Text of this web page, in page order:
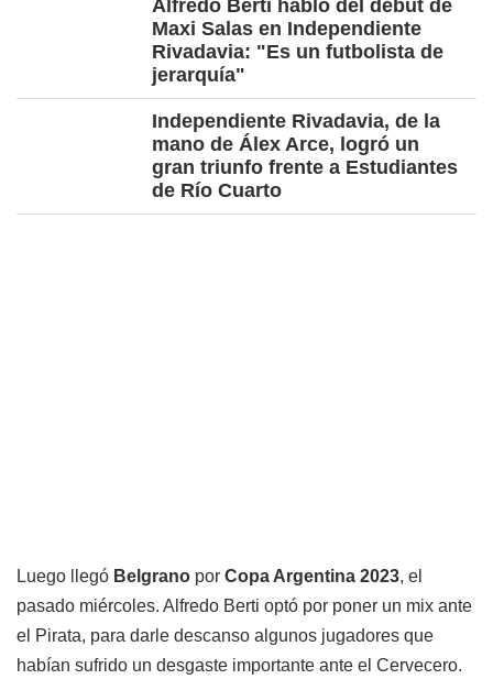
Alfredo Berti habló del debut de
Maxi Salas en Independiente
Rivadavia: "Es un futbolista de
jerarquía"
Independiente Rivadavia, de la
mano de Álex Arce, logró un
gran triunfo frente a Estudiantes
de Río Cuarto
Luego llegó Belgrano por Copa Argentina 2023, el
pasado miércoles. Alfredo Berti optó por poner un mix ante
el Pirata, para darle descanso algunos jugadores que
habían sufrido un desgaste importante ante el Cervecero.